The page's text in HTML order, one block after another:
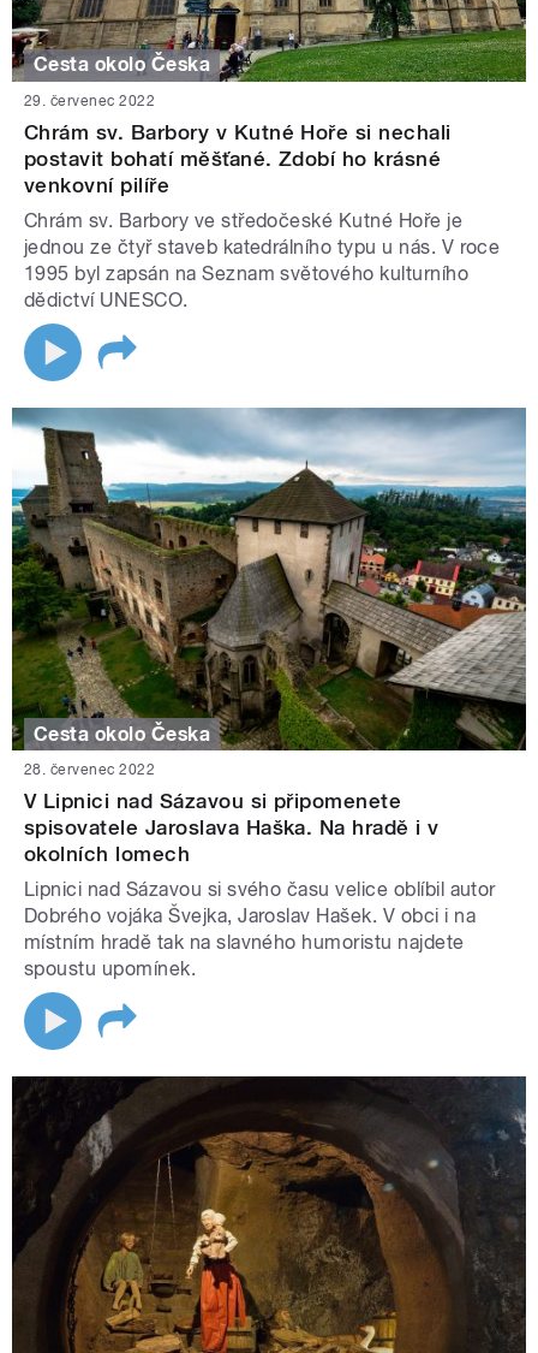
Cesta okolo Česka
29. červenec 2022
Chrám sv. Barbory v Kutné Hoře si nechali
postavit bohatí měšťané. Zdobí ho krásné
venkovní pilíře
Chrám sv. Barbory ve středočeské Kutné Hoře je
jednou ze čtyř staveb katedrálního typu u nás. V roce
1995 byl zapsán na Seznam světového kulturního
dědictví UNESCO.
Cesta okolo Česka
28. červenec 2022
V Lipnici nad Sázavou si připomenete
spisovatele Jaroslava Haška. Na hradě i v
okolních lomech
Lipnici nad Sázavou si svého času velice oblíbil autor
Dobrého vojáka Švejka, Jaroslav Hašek. V obci i na
místním hradě tak na slavného humoristu najdete
spoustu upomínek.